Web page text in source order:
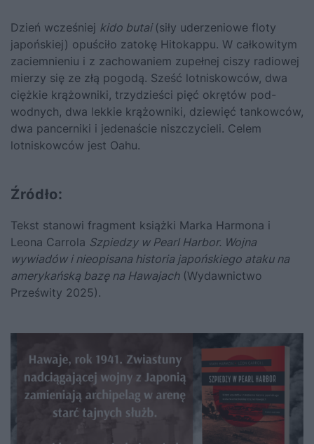
Dzień wcześniej kido butai (siły uderzeniowe floty
japońskiej) opuściło zatokę Hitokappu. W całkowitym
zaciemnieniu i z zacho­waniem zupełnej ciszy radiowej
mierzy się ze złą pogodą. Sześć lot­niskowców, dwa
ciężkie krążowniki, trzydzieści pięć okrętów pod­
wodnych, dwa lekkie krążowniki, dziewięć tankowców,
dwa pancerniki i jedenaście niszczycieli. Celem
lotniskowców jest Oahu.
Źródło:
Tekst stanowi fragment książki Marka Harmona i
Leona Carrola Szpiedzy w Pearl Harbor. Wojna
wywiadów i nieopisana historia japońskiego ataku na
amerykańską bazę na Hawajach (Wydawnictwo
Prześwity 2025).